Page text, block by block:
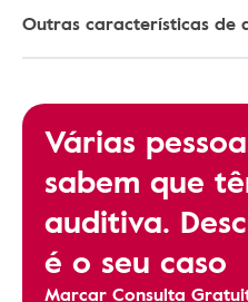
Outras características de
Várias
sabem que
auditiva.
é o seu caso
Marcar Consulta